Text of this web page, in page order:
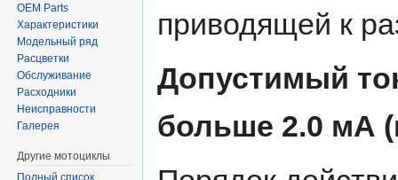
приводящей к
Допустимый
больше 2.0 мА
OEM Parts
Характеристики
Модельный ряд
Расцветки
Обслуживание
Расходники
Неисправности
Галерея
Другие мотоциклы
Полный список